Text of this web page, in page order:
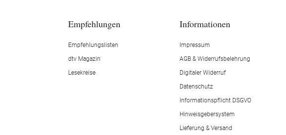
Empfehlungen
Empfehlungslisten
dtv Magazin
Lesekreise
Informationen
Impressum
AGB & Widerrufsbelehrung
Digitaler Widerruf
Datenschutz
Informationspflicht DSGVO
Hinweisgebersystem
Lieferung & Versand